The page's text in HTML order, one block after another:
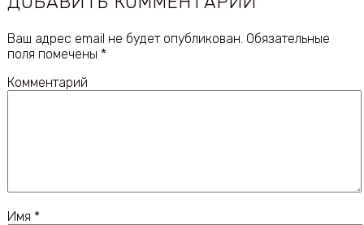
Ваш адрес email не будет опубликован. Обязательные
поля помечены *
Комментарий
Имя *